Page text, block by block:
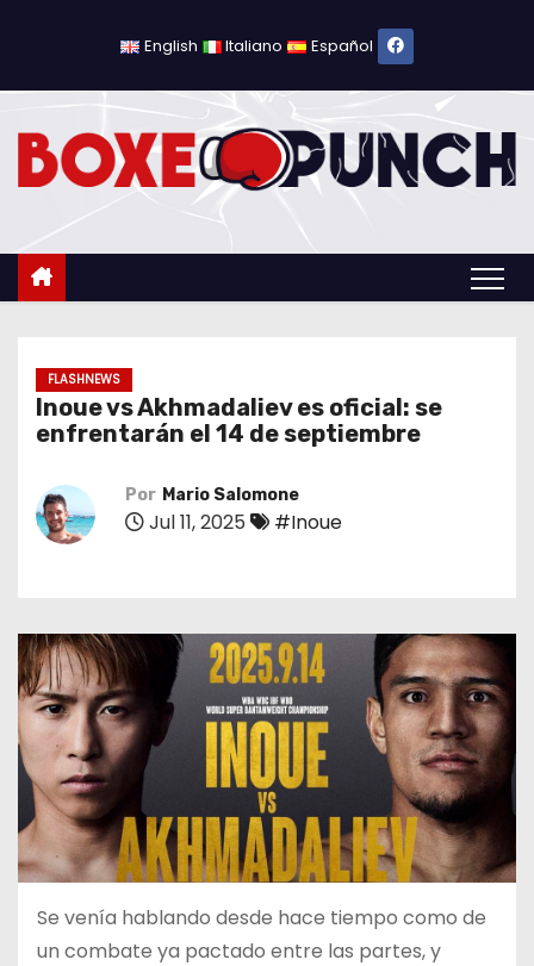
l
English Italiano Español
FLASHNEWS
Inoue vs Akhmadaliev es oficial: se
enfrentarán el 14 de septiembre
Por Mario Salomone
Jul 11, 2025 #Inoue
Se venía hablando desde hace tiempo como de
un combate ya pactado entre las partes, y